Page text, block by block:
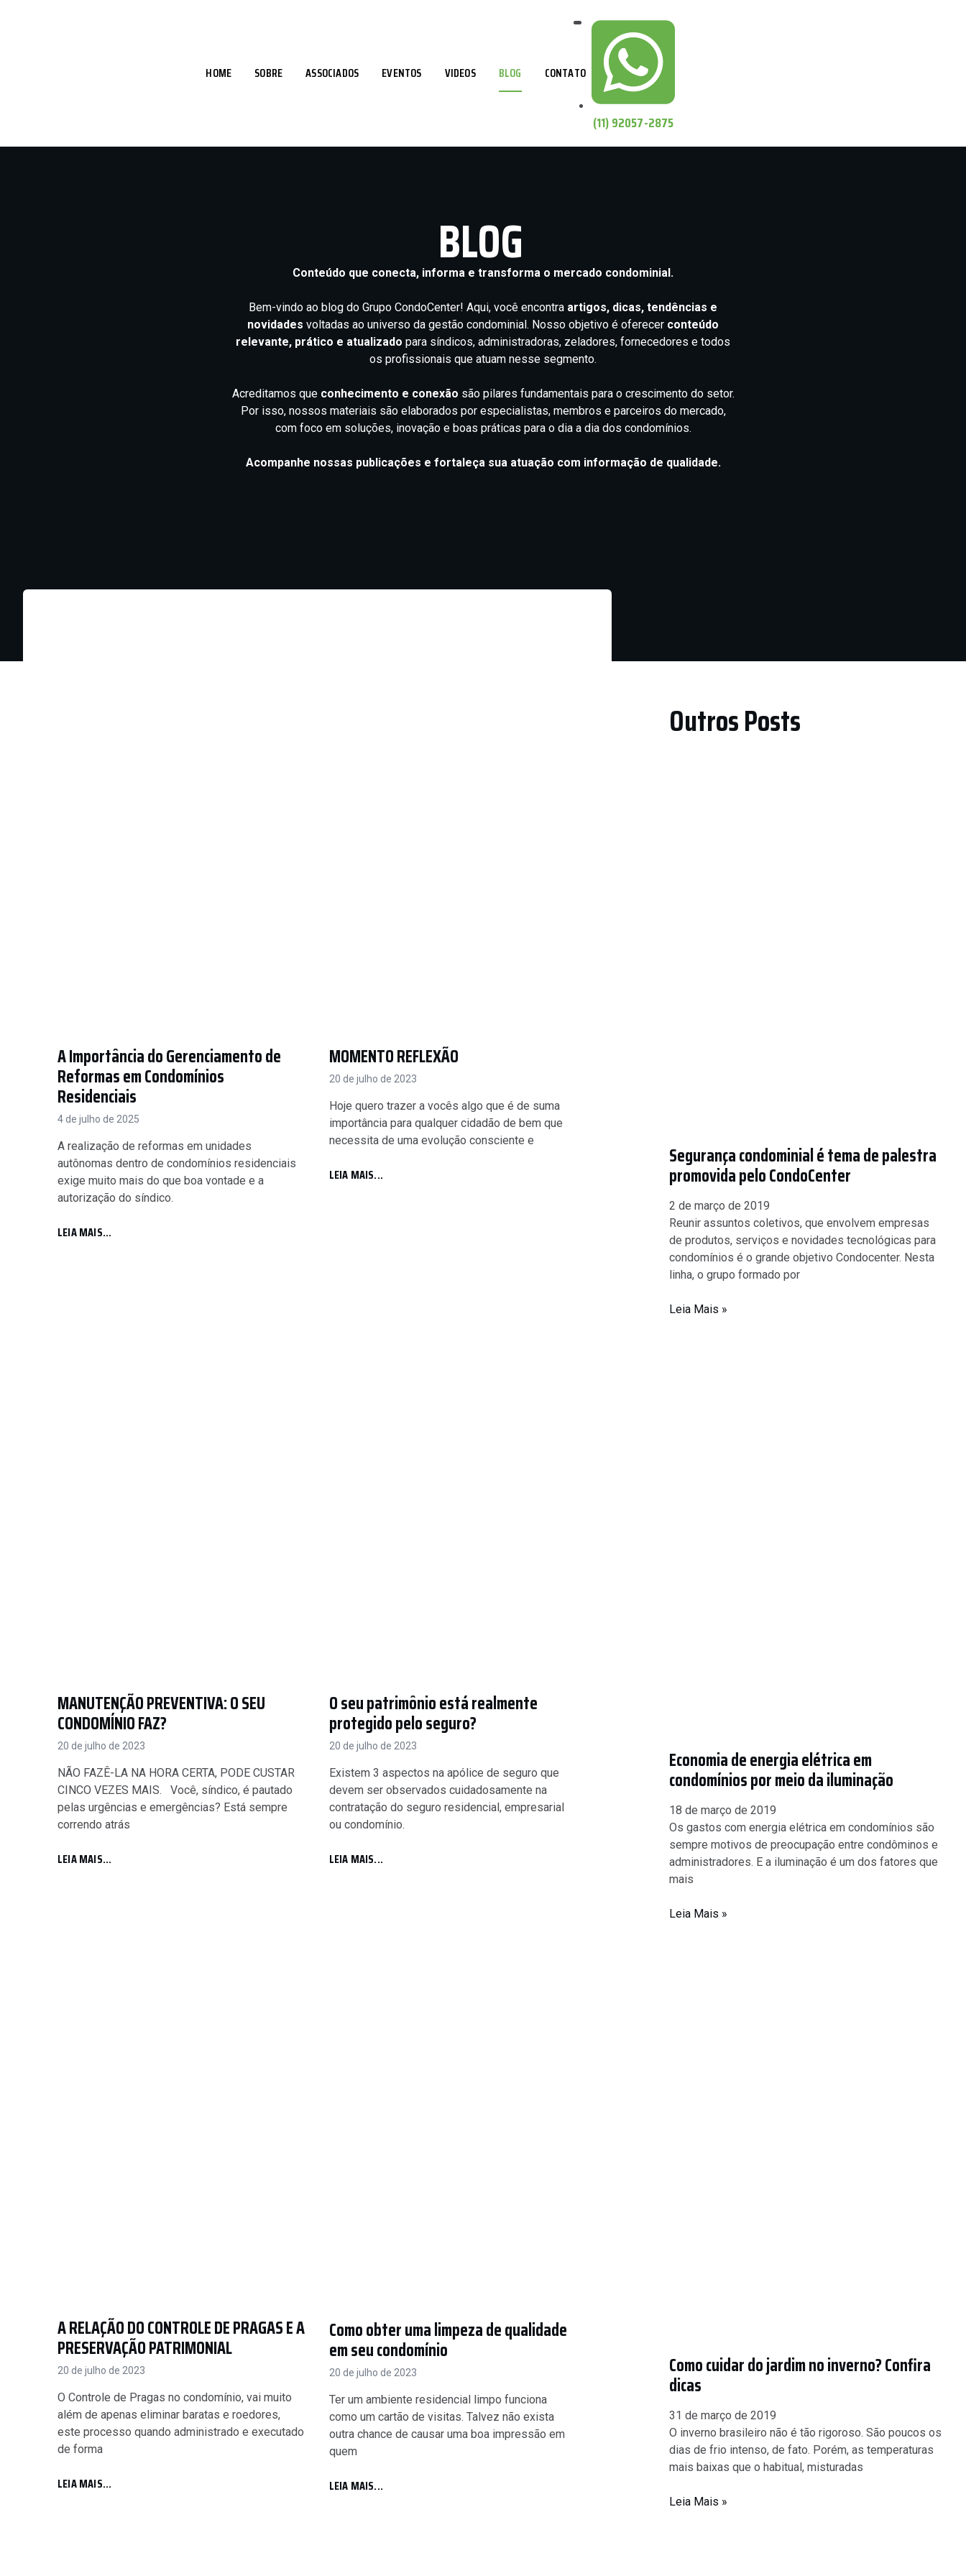
HOME SOBRE ASSOCIADOS EVENTOS VIDEOS BLOG CONTATO
(11) 92057-2875
BLOG
Conteúdo que conecta, informa e transforma o mercado condominial.
Bem-vindo ao blog do Grupo CondoCenter! Aqui, você encontra artigos, dicas, tendências e
novidades voltadas ao universo da gestão condominial. Nosso objetivo é oferecer conteúdo
relevante, prático e atualizado para síndicos, administradoras, zeladores, fornecedores e todos
os profissionais que atuam nesse segmento.
Acreditamos que conhecimento e conexão são pilares fundamentais para o crescimento do setor.
Por isso, nossos materiais são elaborados por especialistas, membros e parceiros do mercado,
com foco em soluções, inovação e boas práticas para o dia a dia dos condomínios.
Acompanhe nossas publicações e fortaleça sua atuação com informação de qualidade.
A Importância do Gerenciamento de
Reformas em Condomínios
Residenciais
4 de julho de 2025
A realização de reformas em unidades
autônomas dentro de condomínios residenciais
exige muito mais do que boa vontade e a
autorização do síndico.
LEIA MAIS...
MOMENTO REFLEXÃO
20 de julho de 2023
Hoje quero trazer a vocês algo que é de suma
importância para qualquer cidadão de bem que
necessita de uma evolução consciente e
LEIA MAIS...
MANUTENÇÃO PREVENTIVA: O SEU
CONDOMÍNIO FAZ?
20 de julho de 2023
NÃO FAZÊ-LA NA HORA CERTA, PODE CUSTAR
CINCO VEZES MAIS. Você, síndico, é pautado
pelas urgências e emergências? Está sempre
correndo atrás
LEIA MAIS...
O seu patrimônio está realmente
protegido pelo seguro?
20 de julho de 2023
Existem 3 aspectos na apólice de seguro que
devem ser observados cuidadosamente na
contratação do seguro residencial, empresarial
ou condomínio.
LEIA MAIS...
A RELAÇÃO DO CONTROLE DE PRAGAS E A
PRESERVAÇÃO PATRIMONIAL
20 de julho de 2023
O Controle de Pragas no condomínio, vai muito
além de apenas eliminar baratas e roedores,
este processo quando administrado e executado
de forma
LEIA MAIS...
Como obter uma limpeza de qualidade
em seu condomínio
20 de julho de 2023
Ter um ambiente residencial limpo funciona
como um cartão de visitas. Talvez não exista
outra chance de causar uma boa impressão em
quem
LEIA MAIS...
Outros Posts
Segurança condominial é tema de palestra
promovida pelo CondoCenter
2 de março de 2019
Reunir assuntos coletivos, que envolvem empresas
de produtos, serviços e novidades tecnológicas para
condomínios é o grande objetivo Condocenter. Nesta
linha, o grupo formado por
Leia Mais »
Economia de energia elétrica em
condomínios por meio da iluminação
18 de março de 2019
Os gastos com energia elétrica em condomínios são
sempre motivos de preocupação entre condôminos e
administradores. E a iluminação é um dos fatores que
mais
Leia Mais »
Como cuidar do jardim no inverno? Confira
dicas
31 de março de 2019
O inverno brasileiro não é tão rigoroso. São poucos os
dias de frio intenso, de fato. Porém, as temperaturas
mais baixas que o habitual, misturadas
Leia Mais »